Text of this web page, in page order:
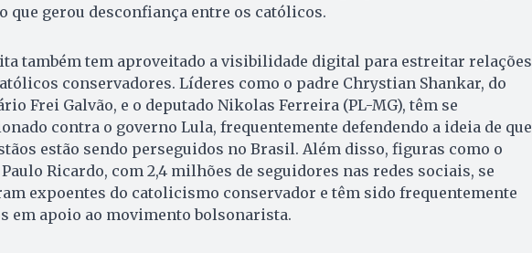
que gerou desconfiança entre os católicos.
também tem aproveitado a visibilidade digital para estreitar relações
conservadores. Líderes como o padre Chrystian Shankar, do
Frei Galvão, e o deputado Nikolas Ferreira (PL-MG), têm se
contra o governo Lula, frequentemente defendendo a ideia de que
estão sendo perseguidos no Brasil. Além disso, figuras como o
Ricardo, com 2,4 milhões de seguidores nas redes sociais, se
expoentes do catolicismo conservador e têm sido frequentemente
em apoio ao movimento bolsonarista.